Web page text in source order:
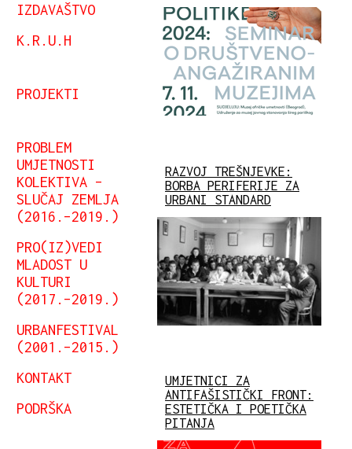
IZDAVAŠTVO
K.R.U.H
PROJEKTI
PROBLEM
UMJETNOSTI
KOLEKTIVA –
SLUČAJ ZEMLJA
(2016.–2019.)
PRO(IZ)VEDI
MLADOST U
KULTURI
(2017.–2019.)
URBANFESTIVAL
(2001.–2015.)
KONTAKT
PODRŠKA
RAZVOJ TREŠNJEVKE:
BORBA PERIFERIJE ZA
URBANI STANDARD
UMJETNICI ZA
ANTIFAŠISTIČKI FRONT:
ESTETIČKA I POETIČKA
PITANJA